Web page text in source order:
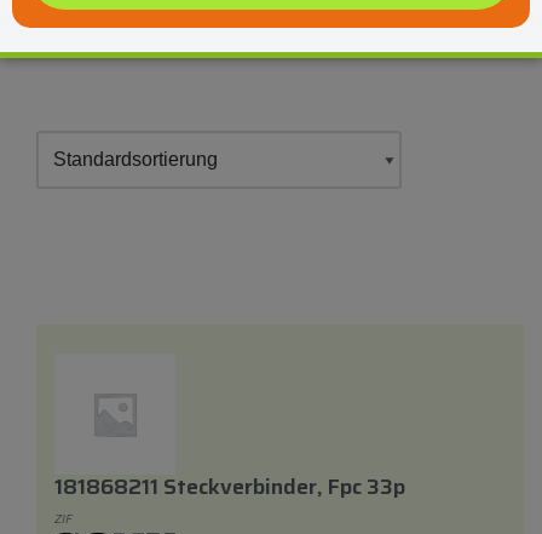
181868211 Steckverbinder, Fpc 33p
ZIF